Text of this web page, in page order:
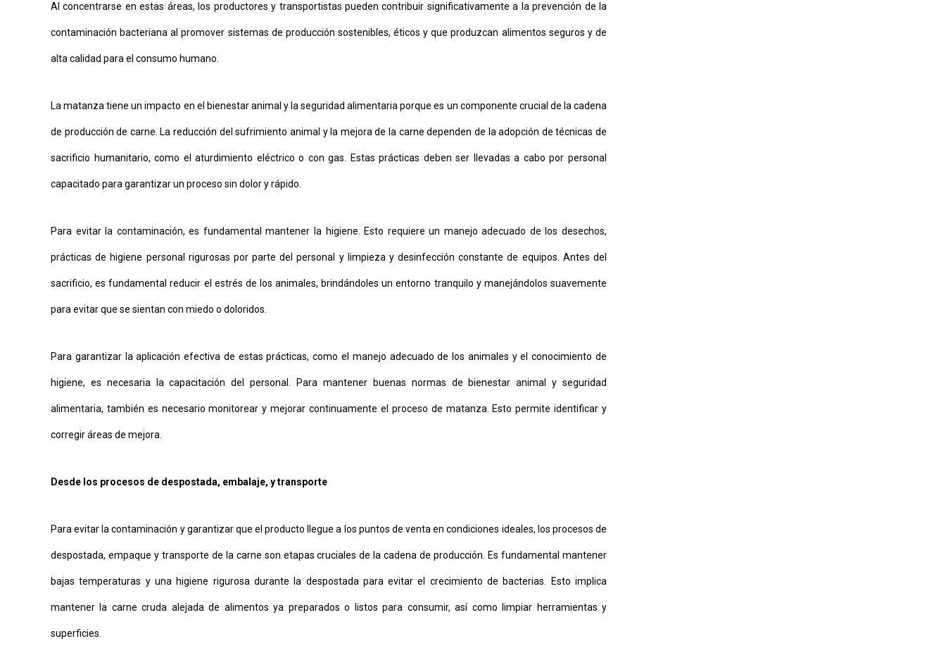
Al concentrarse en estas áreas, los productores y transportistas pueden contribuir significativamente a la prevención de la
contaminación bacteriana al promover sistemas de producción sostenibles, éticos y que produzcan alimentos seguros y de
alta calidad para el consumo humano.
La matanza tiene un impacto en el bienestar animal y la seguridad alimentaria porque es un componente crucial de la cadena
de producción de carne. La reducción del sufrimiento animal y la mejora de la carne dependen de la adopción de técnicas de
sacrificio humanitario, como el aturdimiento eléctrico o con gas. Estas prácticas deben ser llevadas a cabo por personal
capacitado para garantizar un proceso sin dolor y rápido.
Para evitar la contaminación, es fundamental mantener la higiene. Esto requiere un manejo adecuado de los desechos,
prácticas de higiene personal rigurosas por parte del personal y limpieza y desinfección constante de equipos. Antes del
sacrificio, es fundamental reducir el estrés de los animales, brindándoles un entorno tranquilo y manejándolos suavemente
para evitar que se sientan con miedo o doloridos.
Para garantizar la aplicación efectiva de estas prácticas, como el manejo adecuado de los animales y el conocimiento de
higiene, es necesaria la capacitación del personal. Para mantener buenas normas de bienestar animal y seguridad
alimentaria, también es necesario monitorear y mejorar continuamente el proceso de matanza. Esto permite identificar y
corregir áreas de mejora.
Desde los procesos de despostada, embalaje, y transporte
Para evitar la contaminación y garantizar que el producto llegue a los puntos de venta en condiciones ideales, los procesos de
despostada, empaque y transporte de la carne son etapas cruciales de la cadena de producción. Es fundamental mantener
bajas temperaturas y una higiene rigurosa durante la despostada para evitar el crecimiento de bacterias. Esto implica
mantener la carne cruda alejada de alimentos ya preparados o listos para consumir, así como limpiar herramientas y
superficies.